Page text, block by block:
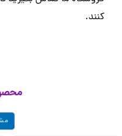
کنند.